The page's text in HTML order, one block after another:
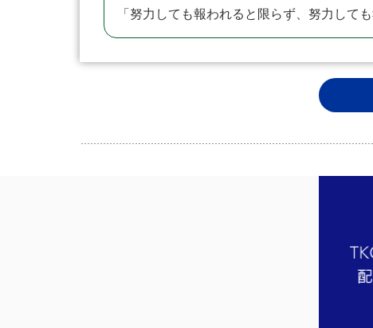
「努力しても報われると限らず、努力して